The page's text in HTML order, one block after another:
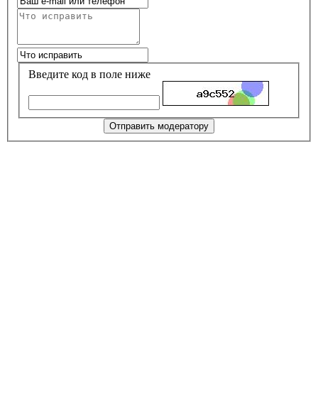
Введите код в поле ниже
Отправить модератору